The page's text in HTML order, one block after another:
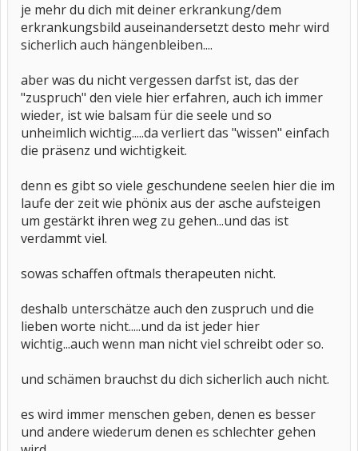
je mehr du dich mit deiner erkrankung/dem
erkrankungsbild auseinandersetzt desto mehr wird
sicherlich auch hängenbleiben....
aber was du nicht vergessen darfst ist, das der
"zuspruch" den viele hier erfahren, auch ich immer
wieder, ist wie balsam für die seele und so
unheimlich wichtig.....da verliert das "wissen" einfach
die präsenz und wichtigkeit.
denn es gibt so viele geschundene seelen hier die im
laufe der zeit wie phönix aus der asche aufsteigen
um gestärkt ihren weg zu gehen...und das ist
verdammt viel.
sowas schaffen oftmals therapeuten nicht.
deshalb unterschätze auch den zuspruch und die
lieben worte nicht.....und da ist jeder hier
wichtig...auch wenn man nicht viel schreibt oder so.
und schämen brauchst du dich sicherlich auch nicht.
es wird immer menschen geben, denen es besser
und andere wiederum denen es schlechter gehen